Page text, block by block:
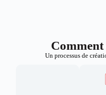
Comment
Un processus de